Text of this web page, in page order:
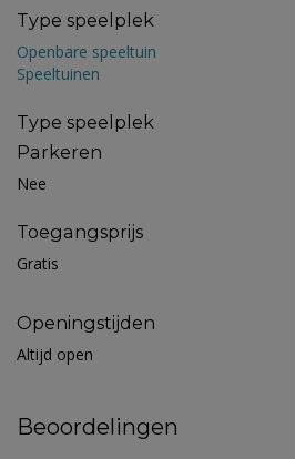
Type speelplek
Openbare speeltuin
Speeltuinen
Type speelplek
Parkeren
Nee
Toegangsprijs
Gratis
Openingstijden
Altijd open
Beoordelingen